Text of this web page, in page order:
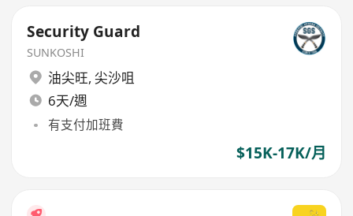
Security Guard
SUNKOSHI
油尖旺, 尖沙咀
6天/週
有支付加班費
$15K-17K/月